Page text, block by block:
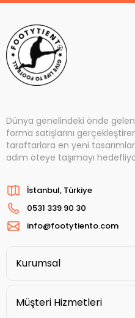
Dünya genelindeki önde
forma satışlarını
taraftarlara en yeni
adım öteye taşımayı
İstanbul, Türkiye
0531 339 90 30
info@footytiento.com
Kurumsal
Müşteri Hizmetleri